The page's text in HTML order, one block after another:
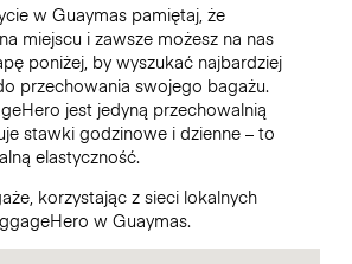
w Guaymas pamiętaj, że
miejscu i zawsze możesz na nas
poniżej, by wyszukać najbardziej
przechowania swojego bagażu.
jest jedyną przechowalnią
stawki godzinowe i dzienne – to
elastyczność.
korzystając z sieci lokalnych
w Guaymas.